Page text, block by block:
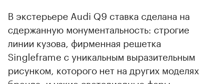
00:00 00:00
В экстерьере Audi Q9 ставка сделана на
сдержанную монументальность: строгие
линии кузова, фирменная решетка
Singleframe с уникальным выразительным
рисунком, которого нет на других моделях